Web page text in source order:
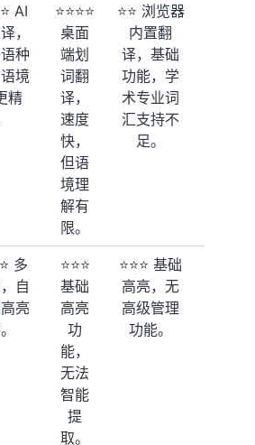
AI
，
种
境
精
⭐⭐⭐⭐
桌面
端划
词翻
译，
速度
快，
但语
境理
解有
限。
⭐⭐ 浏览器
内置翻
译，基础
功能，学
术专业词
汇支持不
足。
多
自
亮
⭐⭐⭐
基础
高亮
功
能，
无法
智能
提
取。
⭐⭐⭐ 基础
高亮，无
高级管理
功能。